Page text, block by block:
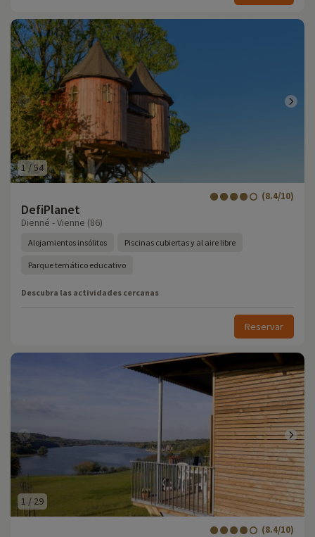
1 /54
DefiPlanet
(8.4/10)
Dienné - Vienne (86)
Alojamientos insólitos Piscinas cubiertas y al aire libre
Parque temático educativo
Descubra las actividades cercanas
Reservar
1 / 29
(8.4/10)